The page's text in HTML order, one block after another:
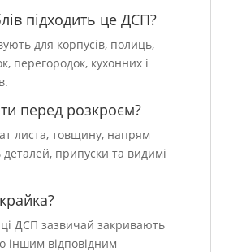
підходить це ДСП?
для корпусів, полиць,
перегородок, кухонних і
перед розкроєм?
листа, товщину, напрям
деталей, припуски та видимі
ДСП зазвичай закривають
іншим відповідним